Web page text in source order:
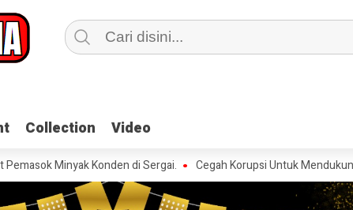
Collection Video
Collection Video
Konden di Sergai. Cegah Korupsi Untuk Mendukung